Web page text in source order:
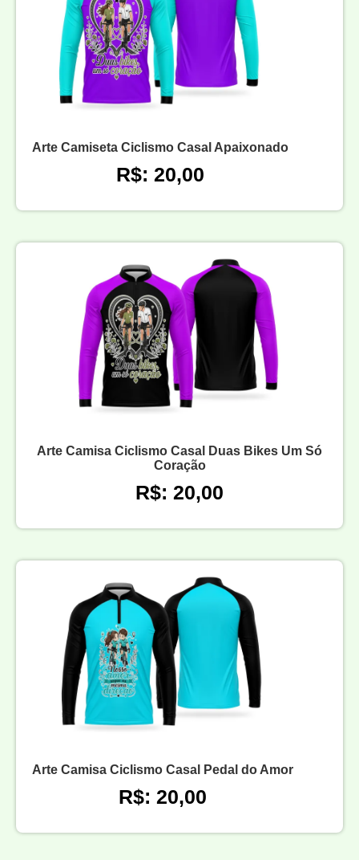
Arte Camiseta Ciclismo Casal Apaixonado
R$: 20,00
Arte Camisa Ciclismo Casal Duas Bikes Um Só
Coração
R$: 20,00
Arte Camisa Ciclismo Casal Pedal do Amor
R$: 20,00